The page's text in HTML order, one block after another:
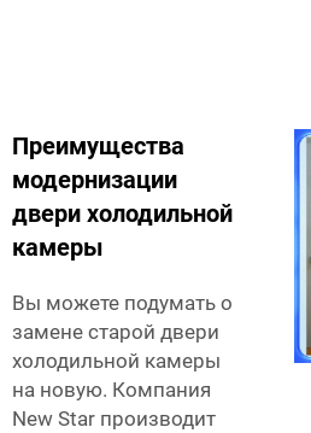
Преимущества
модернизации
двери холодильной
камеры
Вы можете подумать о
замене старой двери
холодильной камеры
на новую. Компания
New Star производит